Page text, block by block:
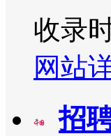
收录
网站
招